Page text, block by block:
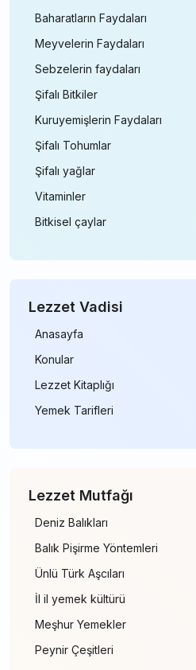
Baharatların Faydaları
Meyvelerin Faydaları
Sebzelerin faydaları
Şifalı Bitkiler
Kuruyemişlerin Faydaları
Şifalı Tohumlar
Şifalı yağlar
Vitaminler
Bitkisel çaylar
Lezzet Vadisi
Anasayfa
Konular
Lezzet Kitaplığı
Yemek Tarifleri
Lezzet Mutfağı
Deniz Balıkları
Balık Pişirme Yöntemleri
Ünlü Türk Aşcıları
İl il yemek kültürü
Meşhur Yemekler
Peynir Çeşitleri